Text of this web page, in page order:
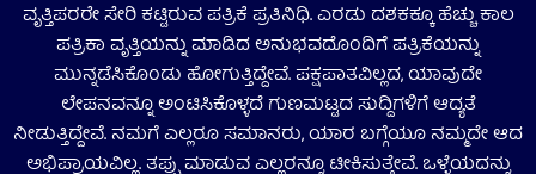
ವೃತ್ತಿಪರರೇ ಸೇರಿ ಕಟ್ಟಿರುವ ಪತ್ರಿಕೆ ಪ್ರತಿನಿಧಿ. ಎರಡು ದಶಕಕ್ಕೂ ಹೆಚ್ಚು ಕಾಲ
ಪತ್ರಿಕಾ ವೃತ್ತಿಯನ್ನು ಮಾಡಿದ ಅನುಭವದೊಂದಿಗೆ ಪತ್ರಿಕೆಯನ್ನು
ಮುನ್ನಡೆಸಿಕೊಂಡು ಹೋಗುತ್ತಿದ್ದೇವೆ. ಪಕ್ಷಪಾತವಿಲ್ಲದ, ಯಾವುದೇ
ಲೇಪನವನ್ನೂ ಅಂಟಿಸಿಕೊಳ್ಳದೆ ಗುಣಮಟ್ಟದ ಸುದ್ದಿಗಳಿಗೆ ಆದ್ಯತೆ
ನೀಡುತ್ತಿದ್ದೇವೆ. ನಮಗೆ ಎಲ್ಲರೂ ಸಮಾನರು, ಯಾರ ಬಗ್ಗೆಯೂ ನಮ್ಮದೇ ಆದ
ಅಭಿಪ್ರಾಯವಿಲ್ಲ. ತಪ್ಪು ಮಾಡುವ ಎಲ್ಲರನ್ನೂ ಟೀಕಿಸುತ್ತೇವೆ. ಒಳ್ಳೆಯದನ್ನು